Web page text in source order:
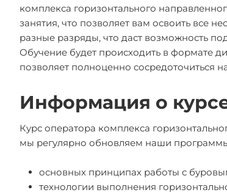
комплекса горизонтального
занятия, что позволяет вам освоить все
разные разряды, что даст возможность
Обучение будет происходить в формате
позволяет полноценно сосредоточиться
Информация о
Курс оператора комплекса
мы регулярно обновляем наши
основных принципах работы с
технологии выполнения